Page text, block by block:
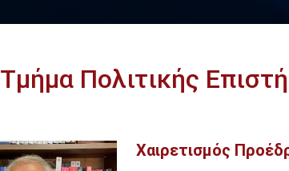
Τμήμα Πολιτικής
Χαιρετισμός